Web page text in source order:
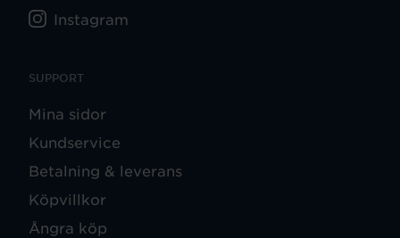
SUPPORT
Mina sidor
Kundservice
Betalning & leverans
Köpvillkor
Ångra köp
Instagram